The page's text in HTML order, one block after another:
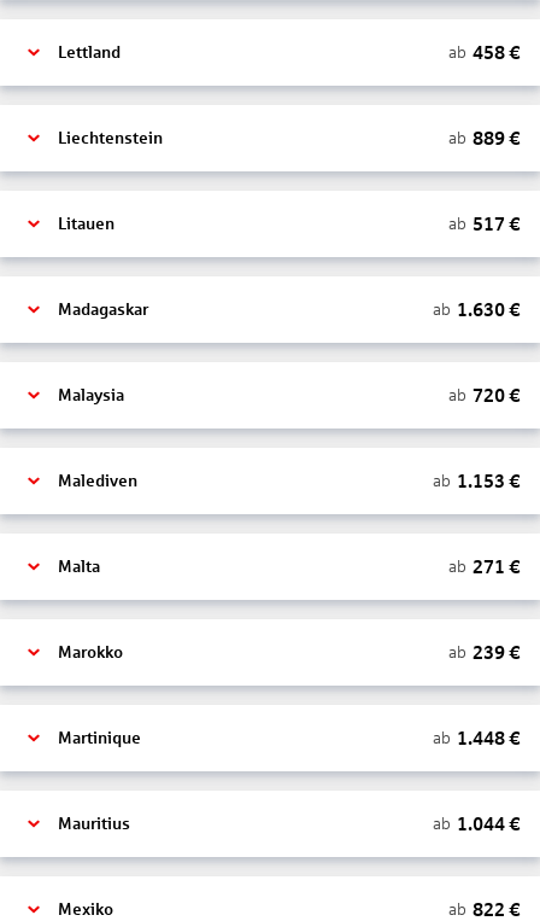
Lettland ab 458€
Liechtenstein ab 889€
Litauen ab 517 €
Madagaskar ab 1.630€
Malaysia ab 720€
Malediven ab 1.153 €
Malta ab 271 €
Marokko ab 239€
Martinique ab 1.448€
Mauritius ab 1.044€
Mexiko ab 822 €